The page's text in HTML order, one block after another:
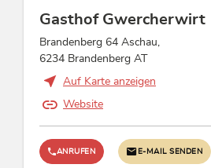
WIR, Barzahlung, EC-Cash /
Kreditkarten möglich
Frühstücksbuffet,
möglich, Restaurant à la
Gasthof Gwercherwirt
Brandenberg 64 Aschau,
6234 Brandenberg AT
Auf Karte anzeigen
Website
ANRUFEN E-MAIL SENDEN